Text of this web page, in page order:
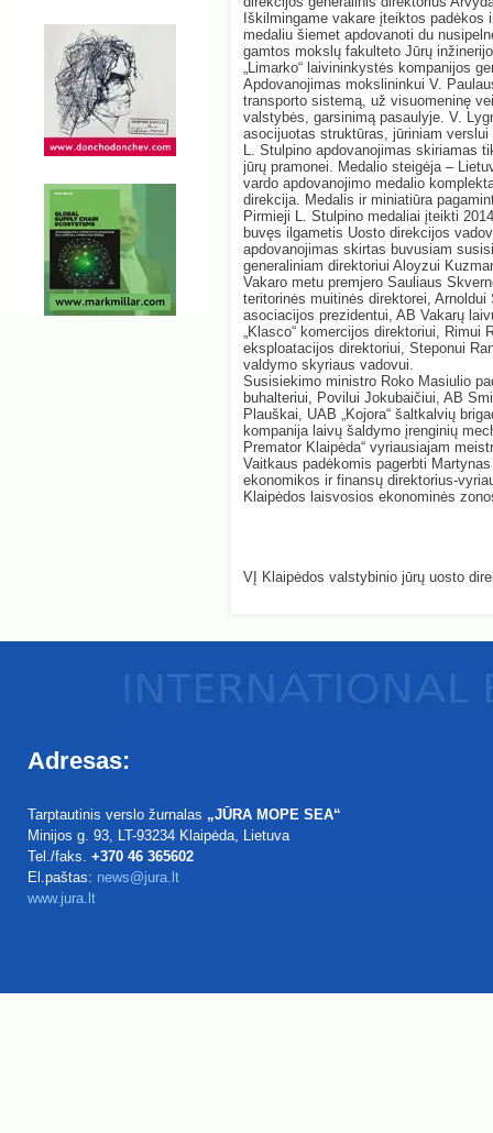
Iškilmingame vakare įteiktos padėkos
medaliu šiemet apdovanoti du
gamtos mokslų fakulteto Jūrų
„Limarko“ laivininkystės kompanijos
Apdovanojimas mokslininkui V.
transporto sistemą, už visuomeninę
valstybės, garsinimą pasaulyje. V.
asocijuotas struktūras, jūriniam
L. Stulpino apdovanojimas skiriamas
jūrų pramonei. Medalio steigėja –
vardo apdovanojimo medalio
direkcija. Medalis ir miniatiūra
Pirmieji L. Stulpino medaliai įteikti
buvęs ilgametis Uosto direkcijos
apdovanojimas skirtas buvusiam
generaliniam direktoriui Aloyzui
Vakaro metu premjero Sauliaus
teritorinės muitinės direktorei,
asociacijos prezidentui, AB Vakarų
„Klasco“ komercijos direktoriui, Rimui
eksploatacijos direktoriui, Steponui
valdymo skyriaus vadovui.
Susisiekimo ministro Roko Masiulio
buhalteriui, Povilui Jokubaičiui, AB
Plauškai, UAB „Kojora“ šaltkalvių
kompanija laivų šaldymo įrenginių
Premator Klaipėda“ vyriausiajam
Vaitkaus padėkomis pagerbti
ekonomikos ir finansų direktorius-
Klaipėdos laisvosios ekonominės
VĮ Klaipėdos valstybinio jūrų uosto
Adresas:
Tarptautinis verslo žurnalas „JŪRA MOPE SEA“
Minijos g. 93, LT-93234 Klaipėda, Lietuva
Tel./faks. +370 46 365602
El.paštas: news@jura.lt
www.jura.lt